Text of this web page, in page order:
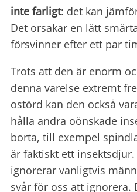
inte farligt: det kan
Det orsakar en lätt
försvinner efter ett par
Trots att den är enorm
denna varelse extremt
ostörd kan den också
hålla andra oönskade
borta, till exempel
är faktiskt ett
ignorerar vanligtvis
svår för oss att ignorera.